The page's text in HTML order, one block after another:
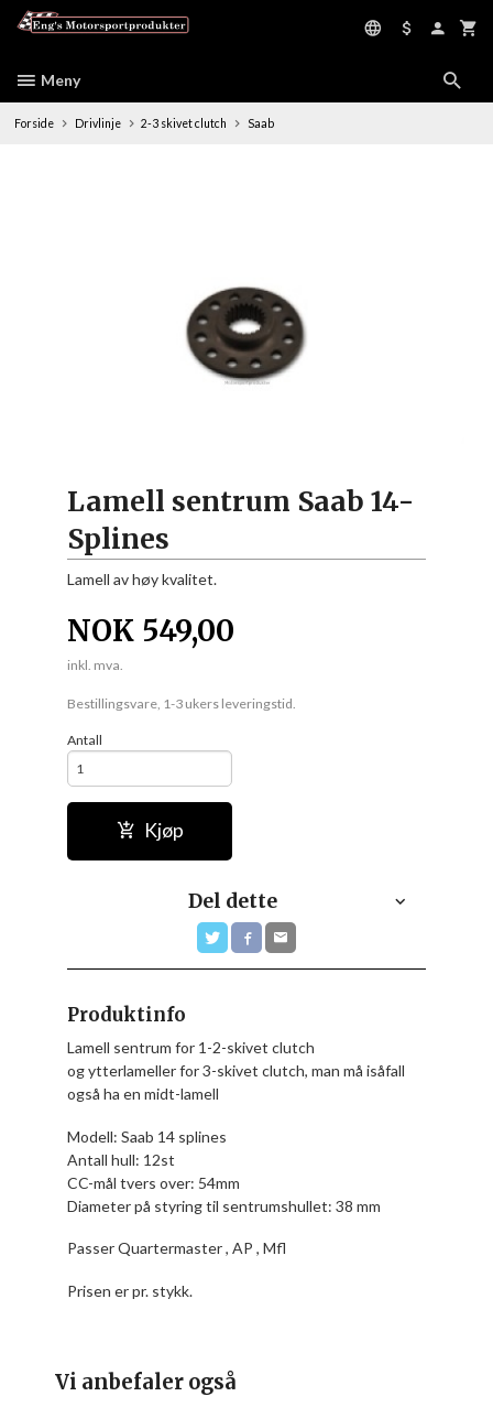
Meny
Forside Drivlinje 2-3 skivet clutch Saab
Lamell sentrum Saab 14-
Splines
Lamell av høy kvalitet.
NOK 549,00
inkl. mva.
Bestillingsvare, 1-3 ukers leveringstid.
Antall
Kjøp
Del dette
Produktinfo
Lamell sentrum for 1-2-skivet clutch
og ytterlameller for 3-skivet clutch, man må isåfall
også ha en midt-lamell
Modell:Saab 14 splines
Antall hull: 12st
CC-mål tvers over: 54mm
Diameter på styring til sentrumshullet: 38 mm
Passer Quartermaster , AP , Mfl
Prisen er pr. stykk.
Vi anbefaler også